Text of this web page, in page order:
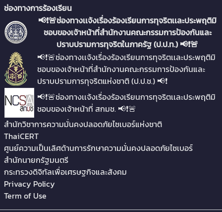
ไซเบอร์ และการตรวจสอบด้านความมั่นคง
ปลอดภัยไซเบอร์ สําหรับหน่วยงานโครงสร้าง
พื้นฐานสําคัญทางสารสนเทศ
คำแนะนำ เรื่อง แนวทางการดําเนินงานด้าน
การรักษาความมั่นคงปลอดภัยไซเบอร์ สําหรับ
โรงพยาบาลของรัฐ พ.ศ.2567
คําแนะนํา เรื่อง แนวทางการปฏิบัติการเตรียม
ความพร้อมสําหรับยุคควอนตัม Guidelines
for Post–Quantum Readiness
ปลอดภัยไซเบอร์แห่งชาติ เรื่อง มาตรฐานด้าน
การรักษาความมั่นคงปลอดภัยไซเบอร์ระบบ
คลาวด์ พ.ศ. 2567
Notification of the National Cyber
Standards for Cloud Systems B.E. 2567
ช่องทางการร้องเรียน
📢❗🚨ช่องทางเเจ้งเรื่องร้องเรียนการทุจริตเเละประพฤติมิ
ชอบของเจ้าหน้าที่สำนักงานคณะกรรมการป้องกันและ
ปราบปรามการทุจริตในภาครัฐ (ป.ป.ท.) 📢❗🚨
📢❗🚨ช่องทางเเจ้งเรื่องร้องเรียนการทุจริตเเละประพฤติมิ
ชอบของเจ้าหน้าที่สำนักงานคณะกรรมการป้องกันและ
ปราบปรามการทุจริตแห่งชาติ (ป.ป.ช.) 📢❗
📢❗🚨ช่องทางเเจ้งเรื่องร้องเรียนการทุจริตเเละประพฤติมิ
ชอบของเจ้าหน้าที่ สกมช. 📢❗🚨
สำนักวิชาการความมั่นคงปลอดภัยไซเบอร์แห่งชาติ
ThaiCERT
ศูนย์ความเป็นเลิศด้านการรักษาความมั่นคงปลอดภัยไซเบอร์
สำนักนายกรัฐมนตรี
กระทรวงดิจิทัลเพื่อเศรษฐกิจและสังคม
Privacy Policy
Term of Use